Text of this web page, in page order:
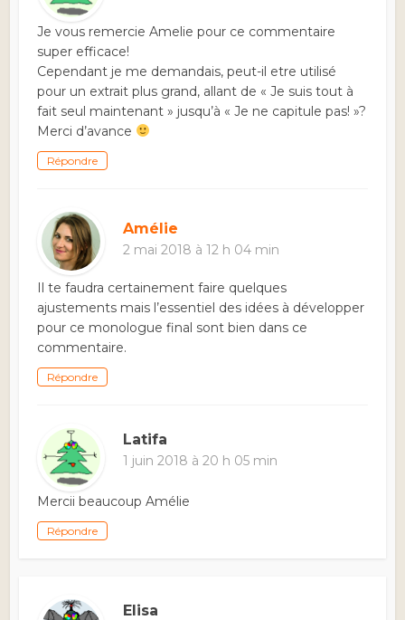
Je vous remercie Amelie pour ce commentaire
super efficace!
Cependant je me demandais, peut-il etre utilisé
pour un extrait plus grand, allant de « Je suis tout à
fait seul maintenant » jusqu’à « Je ne capitule pas! »?
Merci d’avance
Répondre
Amélie
2 mai 2018 à 12 h 04 min
Il te faudra certainement faire quelques
ajustements mais l’essentiel des idées à développer
pour ce monologue final sont bien dans ce
commentaire.
Répondre
Latifa
1 juin 2018 à 20 h 05 min
Mercii beaucoup Amélie
Répondre
Elisa